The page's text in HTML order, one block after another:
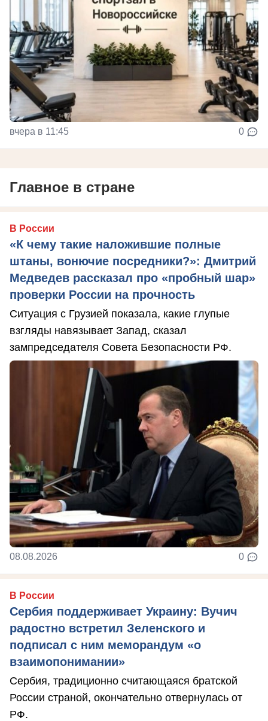
вчера в 11:45 0
Главное в стране
В России
«К чему такие наложившие полные
штаны, вонючие посредники?»: Дмитрий
Медведев рассказал про «пробный шар»
проверки России на прочность
Ситуация с Грузией показала, какие глупые
взгляды навязывает Запад, сказал
зампредседателя Совета Безопасности РФ.
08.08.2026 0
В России
Сербия поддерживает Украину: Вучич
радостно встретил Зеленского и
подписал с ним меморандум «о
взаимопонимании»
Сербия, традиционно считающаяся братской
России страной, окончательно отвернулась от
РФ.